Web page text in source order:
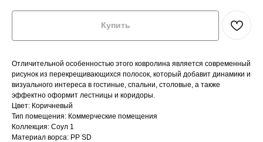
Купить
Отличительной особенностью этого ковролина является современный
рисунок из перекрещивающихся полосок, который добавит динамики и
визуального интереса в гостиные, спальни, столовые, а также
эффектно оформит лестницы и коридоры.
Цвет: Коричневый
Тип помещения: Коммерческие помещения
Коллекция: Соул 1
Материал ворса: PP SD